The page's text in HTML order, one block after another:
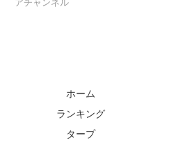
アチャンネル
ホーム
ランキング
タープ